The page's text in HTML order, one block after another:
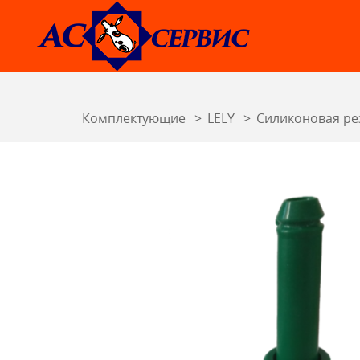
Комплектующие LELY Силиконовая